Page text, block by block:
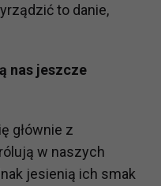
to danie,
nas jeszcze
głównie z
w naszych
jesienią ich smak